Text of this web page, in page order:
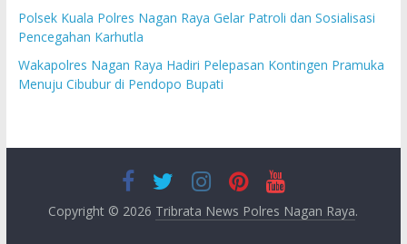
Polsek Kuala Polres Nagan Raya Gelar Patroli dan Sosialisasi
Pencegahan Karhutla
Wakapolres Nagan Raya Hadiri Pelepasan Kontingen Pramuka
Menuju Cibubur di Pendopo Bupati
Copyright © 2026 Tribrata News Polres Nagan Raya.